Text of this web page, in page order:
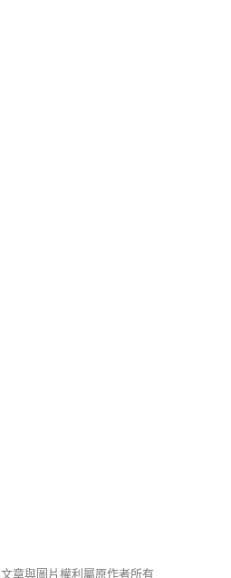
文章與圖片權利屬原作者所有